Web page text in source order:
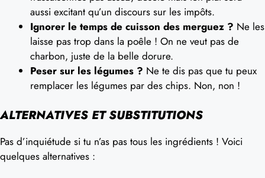
aussi excitant qu’un discours sur les impôts.
Ignorer le temps de cuisson des merguez ? Ne les
laisse pas trop dans la poêle ! On ne veut pas de
charbon, juste de la belle dorure.
Peser sur les légumes ? Ne te dis pas que tu peux
remplacer les légumes par des chips. Non, non !
ALTERNATIVES ET SUBSTITUTIONS
Pas d’inquiétude si tu n’as pas tous les ingrédients ! Voici
quelques alternatives :